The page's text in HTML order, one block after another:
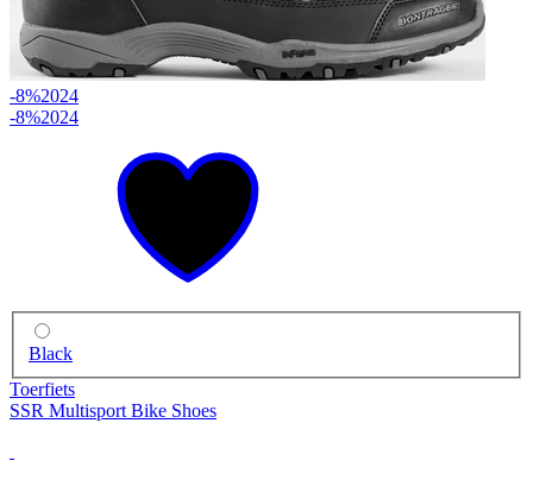
-8%2024
-8%2024
Black
Toerfiets
SSR Multisport Bike Shoes